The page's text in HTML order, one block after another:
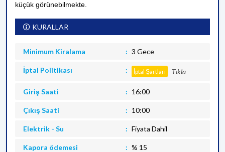
küçük görünebilmekte.
KURALLAR
Minimum Kiralama 3 Gece
İptal Politikası İptal Şartları Tıkla
Giriş Saati 16:00
Çıkış Saati 10:00
Elektrik - Su Fiyata Dahil
Kapora ödemesi % 15